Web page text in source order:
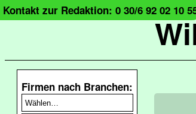
Kontakt zur Redaktion: 0 30/6 92 02 10
Firmen nach Branchen: